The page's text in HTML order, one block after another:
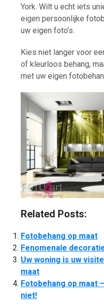
York. Wilt u echt iets
eigen persoonlijke
uw eigen foto’s.
Kies niet langer voor
of kleurloos behang,
met uw eigen
Related Posts:
Fotobehang op maat
Fenomenale
Uw woning is uw
maat
Fotobehang op maat
niet!